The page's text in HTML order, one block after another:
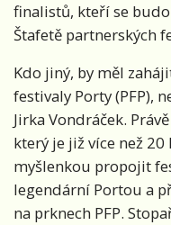
finalistů, kteří se
Štafetě partnerských
Kdo jiný, by měl
festivaly Porty (PFP),
Jirka Vondráček.
který je již více než
myšlenkou propojit
legendární Portou a
na prknech PFP.